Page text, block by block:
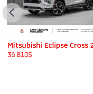
Mitsubishi Eclipse Cross
36 810$